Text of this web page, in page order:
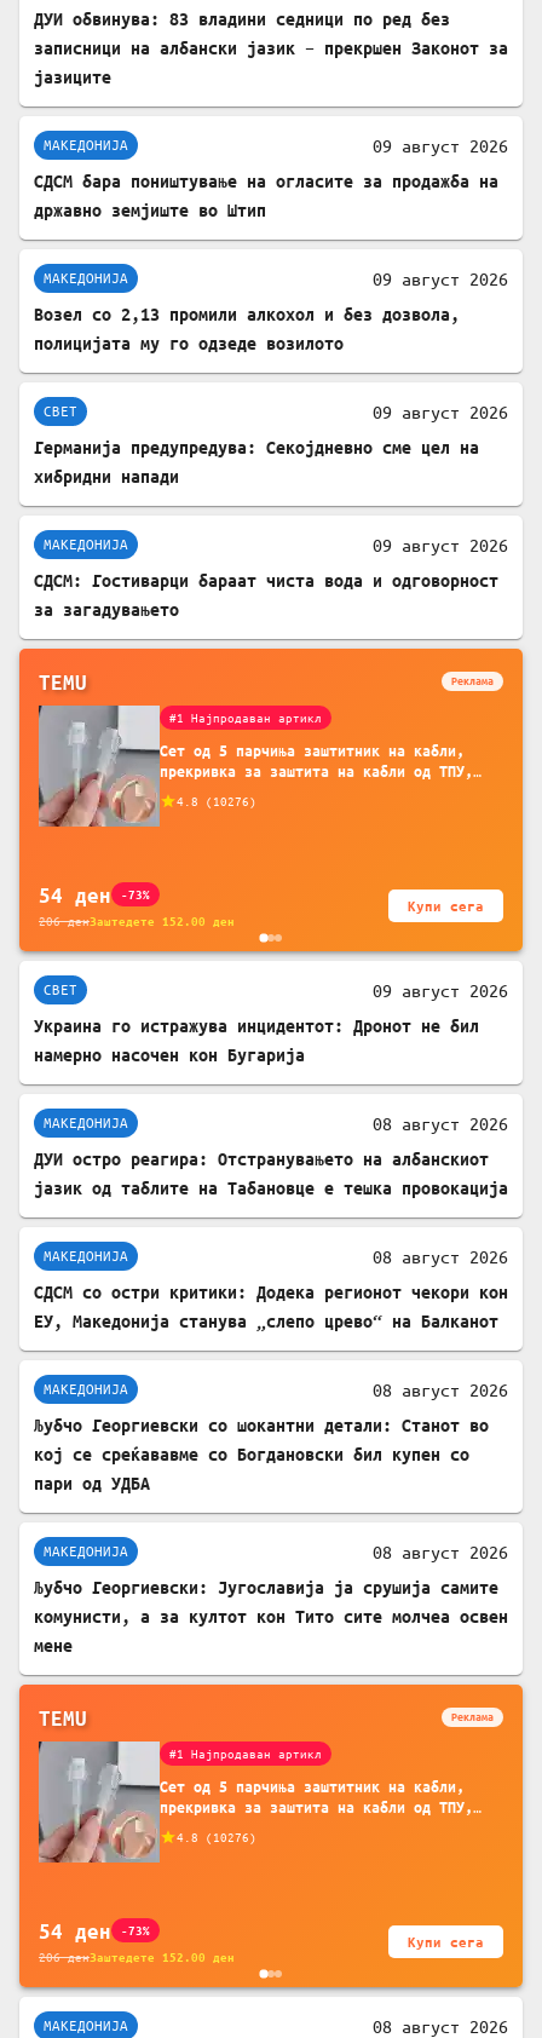
ДУИ обвинува: 83 владини седници по ред без
записници на албански јазик – прекршен Законот за
јазиците
МАКЕДОНИЈА 09 август 2026
СДСМ бара поништување на огласите за продажба на
државно земјиште во Штип
МАКЕДОНИЈА 09 август 2026
Возел со 2,13 промили алкохол и без дозвола,
полицијата му го одзеде возилото
СВЕТ 09 август 2026
Германија предупредува: Секојдневно сме цел на
хибридни напади
МАКЕДОНИЈА 09 август 2026
СДСМ: Гостиварци бараат чиста вода и одговорност
за загадувањето
TEMU Реклама
#1 Најпродаван артикл
Сет од 5 парчиња заштитник на кабли,
прекривка за заштита на кабли од ТПУ,
батерија, за мобилни телефони, комплет
4.8 ( 10276)
54 ден -73%
206денЗаштедете 152.00 ден
Купи сега
СВЕТ 09 август 2026
Украина го истражува инцидентот: Дронот не бил
намерно насочен кон Бугарија
МАКЕДОНИЈА 08 август 2026
ДУИ остро реагира: Отстранувањето на албанскиот
јазик од таблите на Табановце е тешка провокација
МАКЕДОНИЈА 08 август 2026
СДСМ со остри критики: Додека регионот чекори кон
ЕУ, Македонија станува „слепо црево“ на Балканот
МАКЕДОНИЈА 08 август 2026
Љубчо Георгиевски со шокантни детали: Станот во
кој се среќававме со Богдановски бил купен со
пари од УДБА
МАКЕДОНИЈА 08 август 2026
Љубчо Георгиевски: Југославија ја срушија самите
комунисти, а за култот кон Тито сите молчеа освен
мене
TEMU Реклама
#1 Најпродаван артикл
Сет од 5 парчиња заштитник на кабли,
прекривка за заштита на кабли од ТПУ,
батерија, за мобилни телефони, комплет
4.8 ( 10276)
54 ден -73%
206денЗаштедете 152.00 ден
Купи сега
МАКЕДОНИЈА 08 август 2026